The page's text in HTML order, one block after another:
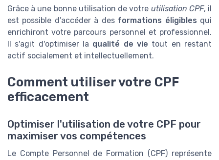
Grâce à une bonne utilisation de votre utilisation CPF, il
est possible d’accéder à des formations éligibles qui
enrichiront votre parcours personnel et professionnel.
Il s'agit d'optimiser la qualité de vie tout en restant
actif socialement et intellectuellement.
Comment utiliser votre CPF
efficacement
Optimiser l'utilisation de votre CPF pour
maximiser vos compétences
Le Compte Personnel de Formation (CPF) représente